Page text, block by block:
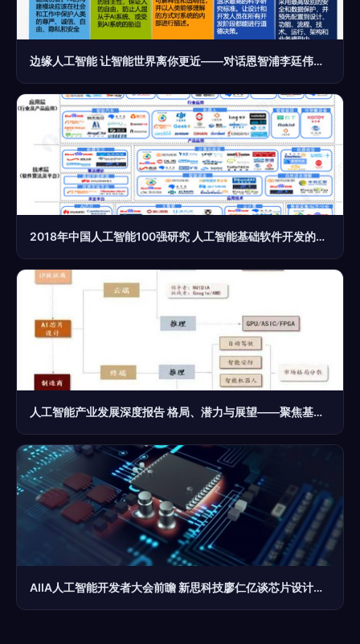
边缘人工智能 让智能世界离你更近——对话恩智浦李廷伟，剖析AI基础软件开发的关键突破
2018年中国人工智能100强研究 人工智能基础软件开发的产业链透视
人工智能产业发展深度报告 格局、潜力与展望——聚焦基础软件开发
AIIA人工智能开发者大会前瞻 新思科技廖仁亿谈芯片设计未来与AI基础软件开发